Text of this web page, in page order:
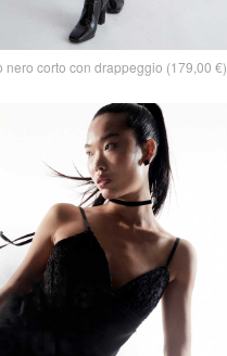
nero corto con drappeggio (179,00 €)